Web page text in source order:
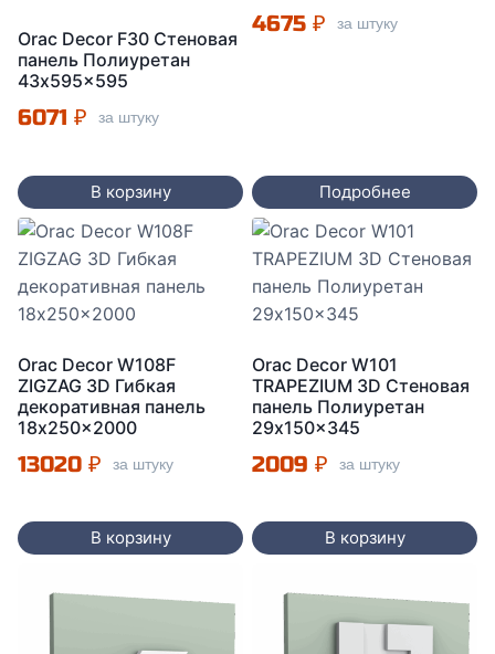
Orac Decor F30 Стеновая
панель Полиуретан
43x595x595
6071 ₽ за штуку
В корзину
4675 ₽ за штуку
Подробнее
Orac Decor W108F
ZIGZAG 3D Гибкая
декоративная панель
18x250x2000
13020 ₽ за штуку
В корзину
Orac Decor W101
TRAPEZIUM 3D Стеновая
панель Полиуретан
29x150x345
2009 ₽ за штуку
В корзину